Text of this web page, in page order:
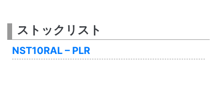
ストックリスト
NST10RAL – PLR